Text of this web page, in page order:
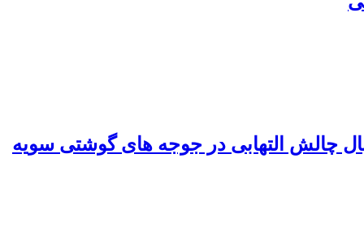
چالش التهابی در جوجه های گوشتی سویه